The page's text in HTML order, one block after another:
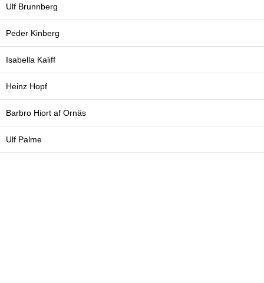
Ulf Brunnberg
Peder Kinberg
Isabella Kaliff
Heinz Hopf
Barbro Hiort af Ornäs
Ulf Palme